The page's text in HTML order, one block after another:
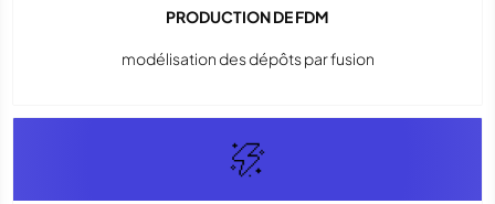
PRODUCTION DE FDM
modélisation des dépôts par fusion